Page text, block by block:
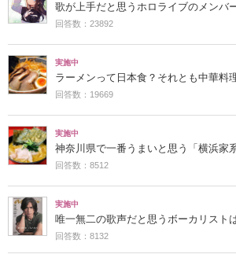
歌が上手だと思うホロライブのメンバ
回答数：23892
実施中
ラーメンって日本食？それとも中華料
回答数：19669
実施中
神奈川県で一番うまいと思う「横浜家
回答数：8512
実施中
唯一無二の歌声だと思うボーカリスト
回答数：8132